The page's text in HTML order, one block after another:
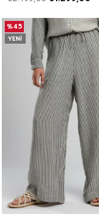
%45
YENI